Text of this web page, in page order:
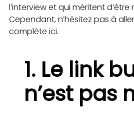
l’interview et qui méritent d’être
Cependant, n’hésitez pas à
complète ici.
1. Le link
n’est pas